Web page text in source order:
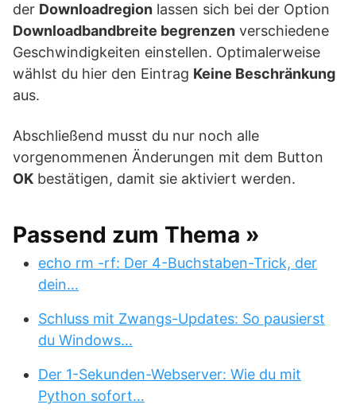
der Downloadregion lassen sich bei der Option
Downloadbandbreite begrenzen verschiedene
Geschwindigkeiten einstellen. Optimalerweise
wählst du hier den Eintrag Keine Beschränkung
aus.
Abschließend musst du nur noch alle
vorgenommenen Änderungen mit dem Button
OK bestätigen, damit sie aktiviert werden.
Passend zum Thema »
echo rm -rf: Der 4-Buchstaben-Trick, der
dein…
Schluss mit Zwangs-Updates: So pausierst
du Windows…
Der 1-Sekunden-Webserver: Wie du mit
Python sofort…